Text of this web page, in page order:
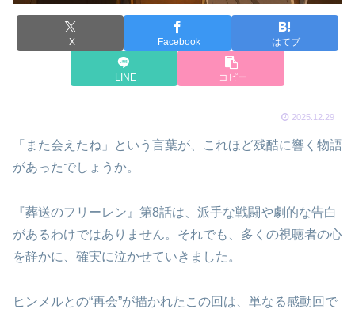
X Facebook はてブ
LINE コピー
2025.12.29
「また会えたね」という言葉が、これほど残酷に響く物語
があったでしょうか。
『葬送のフリーレン』第8話は、派手な戦闘や劇的な告白
があるわけではありません。それでも、多くの視聴者の心
を静かに、確実に泣かせていきました。
ヒンメルとの“再会”が描かれたこの回は、単なる感動回で